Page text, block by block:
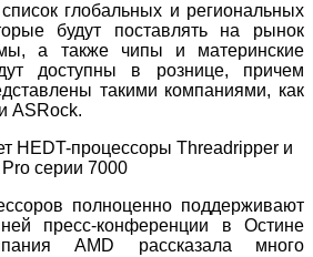
глобальных и региональных
будут поставлять на рынок
а также чипы и материнские
доступны в рознице, причем
такими компаниями, как
ASRock.
полноценно поддерживают
пресс-конференции в Остине
AMD рассказала много